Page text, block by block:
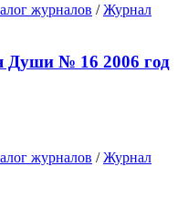
журналов /Журнал
№ 16 2006 год
журналов /Журнал